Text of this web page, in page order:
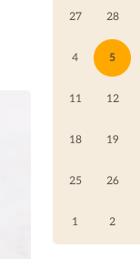
27 28
4 5
11 12
18 19
25 26
1 2